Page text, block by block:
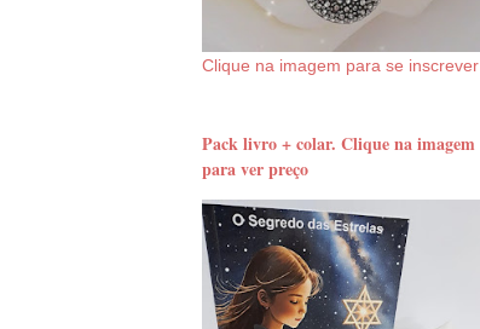
Clique na imagem para se inscrever
Pack livro + colar. Clique na imagem
para ver preço